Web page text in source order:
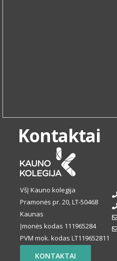
Kontaktai
VšĮ Kauno kolegija
Pramonės pr. 20, LT-50468
Kaunas
Įmonės kodas 111965284
PVM mok. kodas LT119652811
KONTAKTAI